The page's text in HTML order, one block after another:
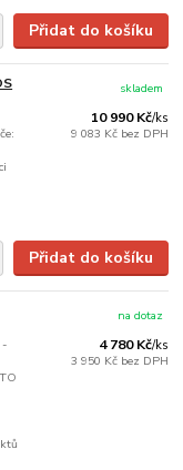
Přidat do košíku
10 990 Kč/ks
9 083 Kč bez DPH
skladem
Přidat do košíku
-
4 780 Kč/ks
3 950 Kč bez DPH
na dotaz